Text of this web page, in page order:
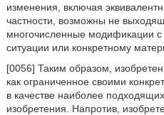
изменения, включая
частности, возможны не
многочисленные модификации с
ситуации или конкретному
[0056] Таким образом,
как ограниченное своими
в качестве наиболее
изобретения. Напротив,